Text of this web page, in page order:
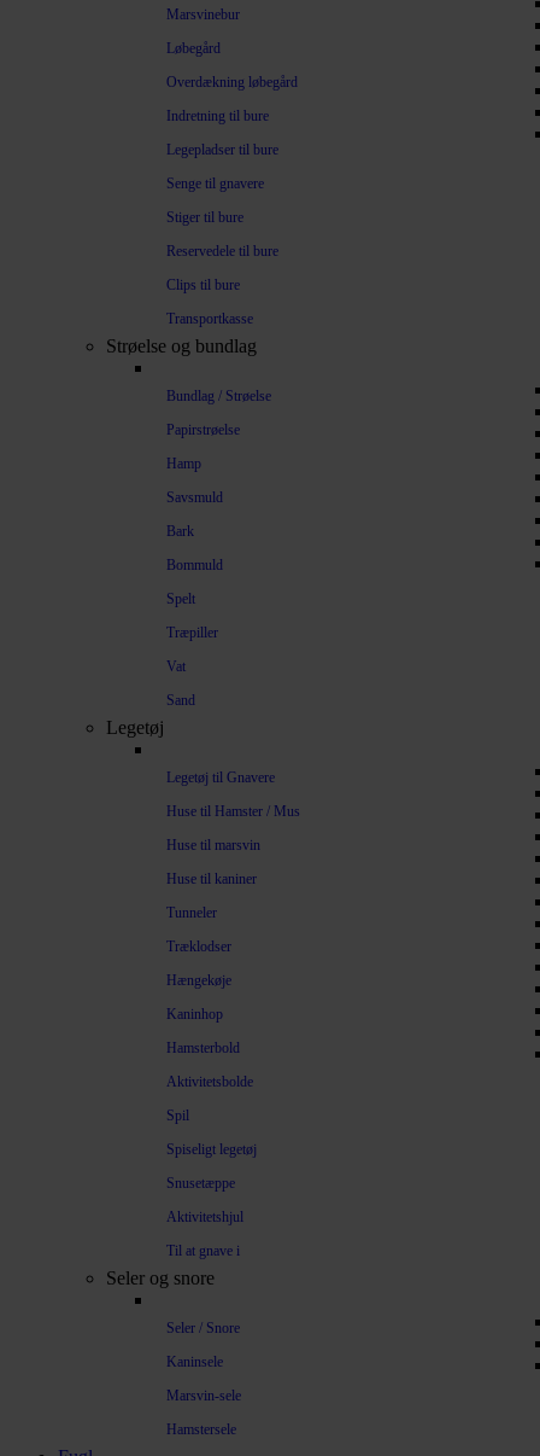
Marsvinebur
Løbegård
Overdækning løbegård
Indretning til bure
Legepladser til bure
Senge til gnavere
Stiger til bure
Reservedele til bure
Clips til bure
Transportkasse
Strøelse og bundlag
Bundlag / Strøelse
Papirstrøelse
Hamp
Savsmuld
Bark
Bommuld
Spelt
Træpiller
Vat
Sand
Legetøj
Legetøj til Gnavere
Huse til Hamster / Mus
Huse til marsvin
Huse til kaniner
Tunneler
Træklodser
Hængekøje
Kaninhop
Hamsterbold
Aktivitetsbolde
Spil
Spiseligt legetøj
Snusetæppe
Aktivitetshjul
Til at gnave i
Seler og snore
Seler / Snore
Kaninsele
Marsvin-sele
Hamstersele